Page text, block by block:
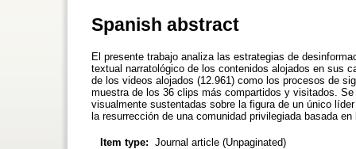
Spanish abstract
El presente trabajo analiza las estrategias de
textual narratológico de los contenidos alojados en sus
de los videos alojados (12.961) como los procesos de
muestra de los 36 clips más compartidos y visitados.
visualmente sustentadas sobre la figura de un único
la resurrección de una comunidad privilegiada basada
Item type: Journal article (Unpaginated)